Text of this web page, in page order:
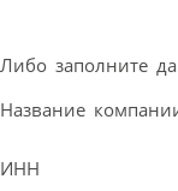
Либо заполните
Название
ИНН